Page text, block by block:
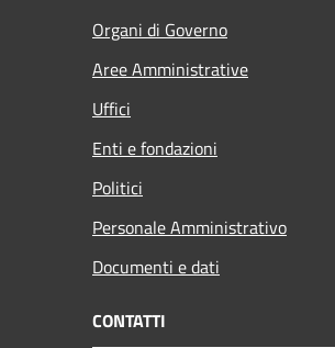
Organi di Governo
Aree Amministrative
Uffici
Enti e fondazioni
Politici
Personale Amministrativo
Documenti e dati
CONTATTI